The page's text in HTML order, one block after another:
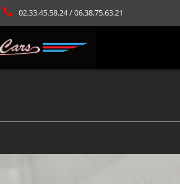
02.33.45.58.24 / 06.38.75.63.21